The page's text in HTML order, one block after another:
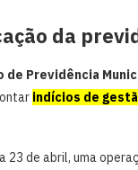
da
Previdência
indícios de
23 de abril, uma